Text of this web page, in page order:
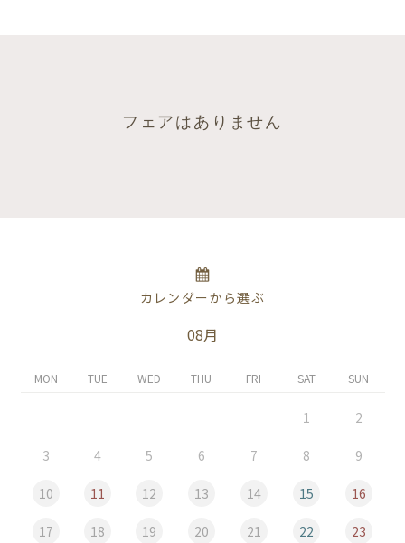
フェアはありません
カレンダーから選ぶ
08月
MON TUE WED THU FRI SAT SUN
1 2
3 4 5 6 7 8 9
10 11 12 13 14 15 16
17 18 19 20 21 22 23